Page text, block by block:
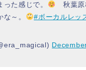
た感じで。
秋葉原
～。
#ボーカルレッ